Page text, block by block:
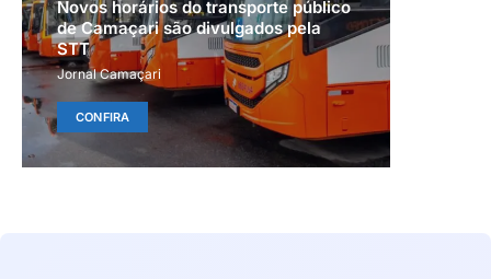
Novos horários do transporte público
de Camaçari são divulgados pela
STT
Jornal Camaçari
CONFIRA